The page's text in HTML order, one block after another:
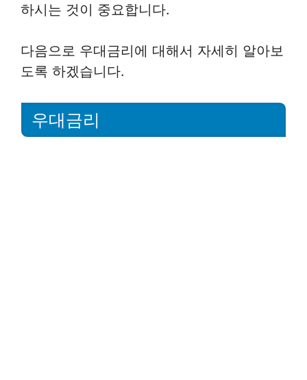
하시는 것이 중요합니다.
다음으로 우대금리에 대해서 자세히 알아보
도록 하겠습니다.
우대금리